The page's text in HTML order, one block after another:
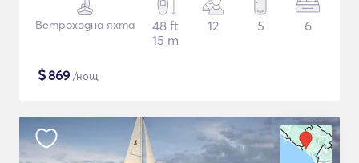
Ветроходна яхта
48 ft
15 m
12 5 6
$869 /нощ